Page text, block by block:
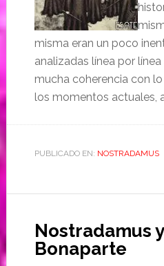
misma eran un poco
analizadas línea por
mucha coherencia con
los momentos actuales,
PUBLICADO EN: NOSTRADAMUS
Nostradamus
Bonaparte